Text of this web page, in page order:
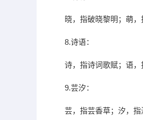
晓，指破晓黎明；萌
8.诗语：
诗，指诗词歌赋；语，
9.芸汐：
芸，指芸香草；汐，